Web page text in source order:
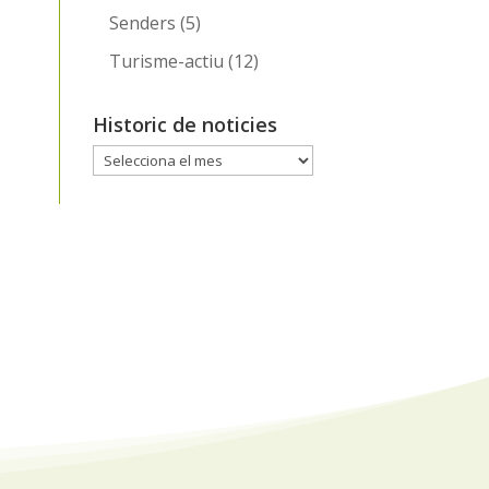
Senders (5)
Turisme-actiu (12)
Historic de noticies
Historic